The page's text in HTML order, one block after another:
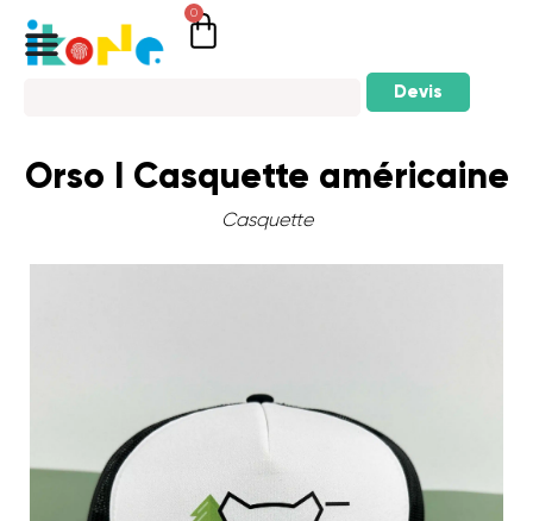
0
Devis
Orso I Casquette américaine
Casquette